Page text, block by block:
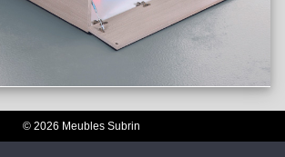
© 2026 Meubles Subrin